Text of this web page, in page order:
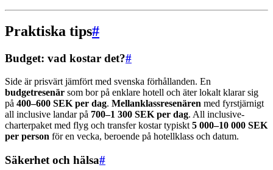
Praktiska tips#
Budget: vad kostar det?#
Side är prisvärt jämfört med svenska förhållanden. En
budgetresenär som bor på enklare hotell och äter lokalt klarar sig
på 400–600 SEK per dag. Mellanklassresenären med fyrstjärnigt
all inclusive landar på 700–1 300 SEK per dag. All inclusive-
charterpaket med flyg och transfer kostar typiskt 5 000–10 000 SEK
per person för en vecka, beroende på hotellklass och datum.
Säkerhet och hälsa#